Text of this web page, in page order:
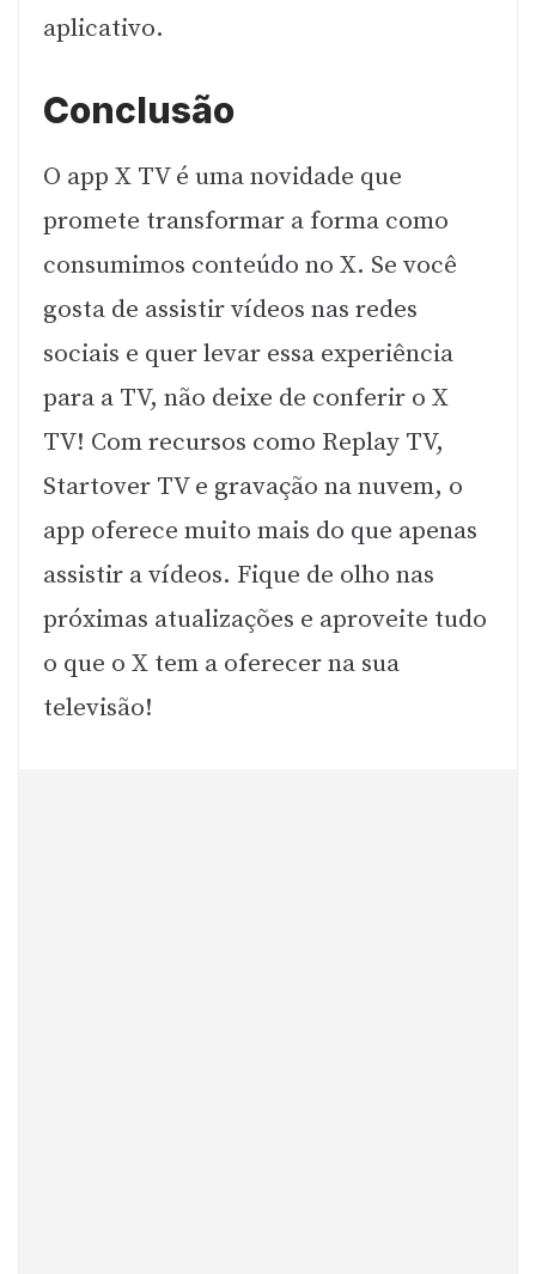
aplicativo.
Conclusão
O app X TV é uma novidade que
promete transformar a forma como
consumimos conteúdo no X. Se você
gosta de assistir vídeos nas redes
sociais e quer levar essa experiência
para a TV, não deixe de conferir o X
TV! Com recursos como Replay TV,
Startover TV e gravação na nuvem, o
app oferece muito mais do que apenas
assistir a vídeos. Fique de olho nas
próximas atualizações e aproveite tudo
o que o X tem a oferecer na sua
televisão!